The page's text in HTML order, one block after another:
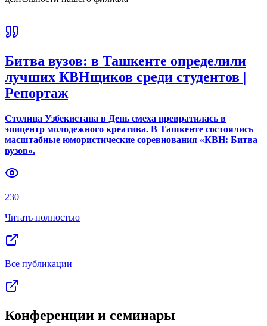
Битва вузов: в Ташкенте определили
лучших КВНщиков среди студентов |
Репортаж
Столица Узбекистана в День смеха превратилась в
эпицентр молодежного креатива. В Ташкенте состоялись
масштабные юмористические соревнования «КВН: Битва
вузов».
230
Читать полностью
Все публикации
Конференции и семинары